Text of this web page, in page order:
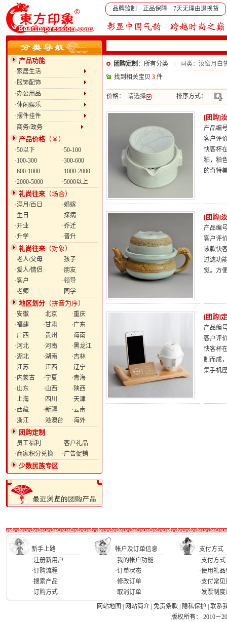
品牌监制 正品保障 7天无理由退换货
产品功能
·家居生活
·服饰配饰
·办公用品
·休闲娱乐
·摆件挂件
·商务/政务
产品价格（￥）
·50以下
·50-100
·100-300
·300-600
·600-1000
·1000-2000
·2000-5000
·5000以上
礼尚往来 （场合）
·满月/百日
·婚嫁
·生日
·探病
·开业
·乔迁
·升学
·晋升
礼尚往来 （对象）
·老人/父母
·孩子
·爱人/情侣
·朋友
·客户
·领导
·老师
·同学
地区划分 （拼音为序）
·安徽 ·北京
·重庆
·福建
·甘肃
·广东
·广西
·贵州
·海南
·河北
·河南
·黑龙江
·湖北
·湖南
·吉林
·江苏
·江西
·辽宁
·内蒙古
·宁夏
·青海
·山东
·山西
·陕西
·上海
·四川
·天津
·西藏
·新疆
·云南
·浙江
·港澳台 ·海外
团购定制
·员工福利
·客户礼品
·商家积分兑换
·广告促销
少数民族专区
团购定制 ：所有分类
同类：汝窑月白
找到相关宝贝 3 件
价格： 请选择 排序方式：
[团购]
产品编
客户评
快客杯
釉，釉
的奇特
[团购]
产品编
客户评
该款快
过滤功
觉。方
[团购]
产品编
客户评
快客杯
制而成
集手机
新手上路 帐户及订单信息
支付方式
·注册新用户
·订购流程
·搜索产品
·订购方式
·我的帐户功能
·订单状态
·修改订单
·取消订单
·支付方式
·使用礼品
·支付常
·发票制
网站地图
网站简介 免责条款 隐私保护
联系
版权所有： 2010－